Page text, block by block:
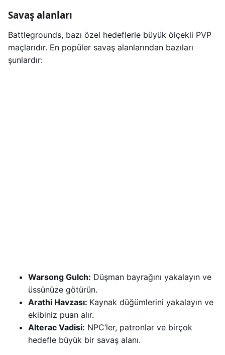
Savaş alanları
Battlegrounds, bazı özel hedeflerle büyük ölçekli PVP
maçlarıdır. En popüler savaş alanlarından bazıları
şunlardır:
Warsong Gulch: Düşman bayrağını yakalayın ve
üssünüze götürün.
Arathi Havzası: Kaynak düğümlerini yakalayın ve
ekibiniz puan alır.
Alterac Vadisi: NPC’ler, patronlar ve birçok
hedefle büyük bir savaş alanı.